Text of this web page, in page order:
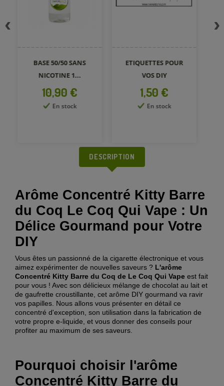
BASE 50/50 SANS
NICOTINE 1...
Prix
10,90 €
En stock
ETIQUETTES POUR
VOS DIY
Prix
1,50 €
En stock
DESCRIPTION
Arôme Concentré Kitty Barre
du Coq Le Coq Qui Vape : Un
Délice Gourmand pour Votre
DIY
Vous êtes un passionné de la cigarette électronique et vous
aimez expérimenter de nouvelles saveurs ? L'arôme
Concentré Kitty Barre du Coq de Le Coq Qui Vape est fait
pour vous ! Avec son délicieux mélange de chocolat au lait et
de gaufrette croustillante, cet arôme DIY gourmand va ravir
vos papilles. Nous allons vous présenter en détail ce
concentré d'exception, son utilisation dans la fabrication de
votre propre e-liquide, et vous donner des conseils pour
profiter au maximum de ses saveurs.
Pourquoi choisir l'arôme
Concentré Kitty Barre du